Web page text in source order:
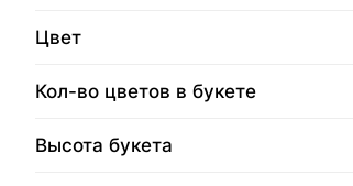
Цвет
Кол-во цветов в букете
Высота букета